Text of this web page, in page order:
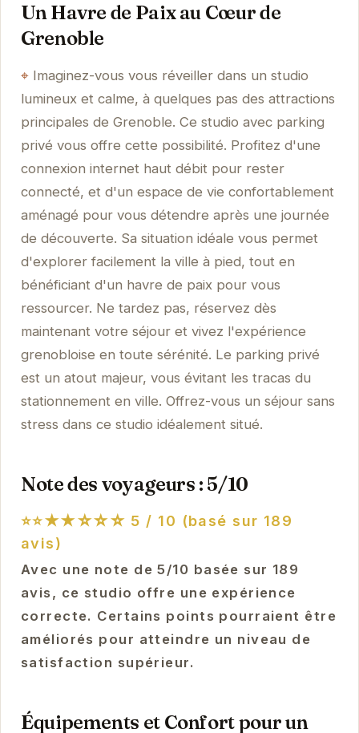
Un Havre de Paix au Cœur de
Grenoble
Imaginez-vous vous réveiller dans un studio
lumineux et calme, à quelques pas des attractions
principales de Grenoble. Ce studio avec parking
privé vous offre cette possibilité. Profitez d'une
connexion internet haut débit pour rester
connecté, et d'un espace de vie confortablement
aménagé pour vous détendre après une journée
de découverte. Sa situation idéale vous permet
d'explorer facilement la ville à pied, tout en
bénéficiant d'un havre de paix pour vous
ressourcer. Ne tardez pas, réservez dès
maintenant votre séjour et vivez l'expérience
grenobloise en toute sérénité. Le parking privé
est un atout majeur, vous évitant les tracas du
stationnement en ville. Offrez-vous un séjour sans
stress dans ce studio idéalement situé.
Note des voyageurs : 5/10
⭐⭐★★☆☆☆ 5 / 10 (basé sur 189
avis)
Avec une note de 5/10 basée sur 189
avis, ce studio offre une expérience
correcte. Certains points pourraient être
améliorés pour atteindre un niveau de
satisfaction supérieur.
Équipements et Confort pour un